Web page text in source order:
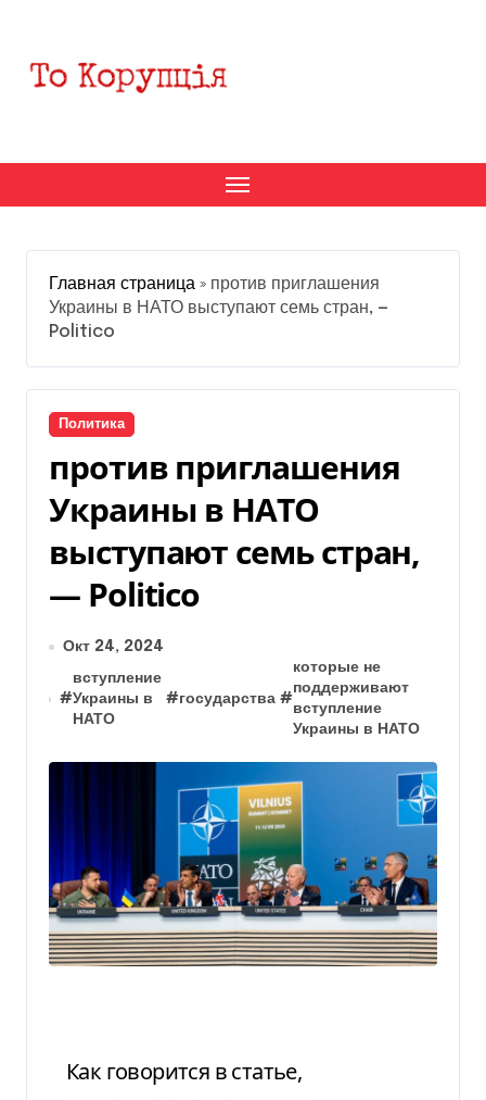
содержанию
Главная страница » против приглашения
Украины в НАТО выступают семь стран, —
Politico
Политика
против приглашения
Украины в НАТО
выступают семь стран,
— Politico
Окт 24, 2024
#
вступление
Украины в
НАТО
#государства #
которые не
поддерживают
вступление
Украины в НАТО
Как говорится в статье,